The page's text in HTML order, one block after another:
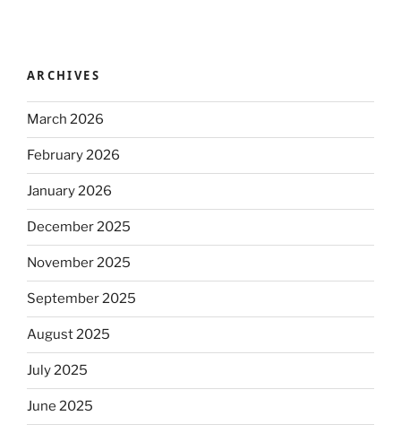
ARCHIVES
March 2026
February 2026
January 2026
December 2025
November 2025
September 2025
August 2025
July 2025
June 2025